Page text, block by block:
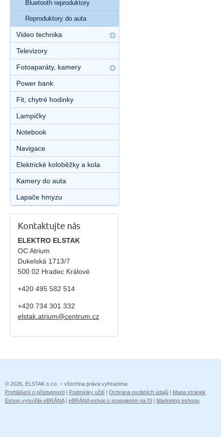
Bluetooth reproduktory
Reproduktory do auta
Video technika
Televizory
Fotoaparáty, kamery
Power bank
Fit, chytré hodinky
Lampičky
Notebook
Navigace
Elektrické koloběžky a kola
Kamery do auta
Lapače hmyzu
Kontaktujte nás
ELEKTRO ELSTAK
OC Atrium
Dukelská 1713/7
500 02 Hradec Králové
+420 495 582 514
+420 734 301 332
elstak.atrium@centrum.cz
© 2026, ELSTAK s.r.o. – všechna práva vyhrazena
Prohlášení o přístupnosti | Podmínky užití | Ochrana osobních údajů | Mapa stránek
Eshop vytvořila eBRÁNA| eBRÁNA eshop s propojením na IS | Marketing eshopu